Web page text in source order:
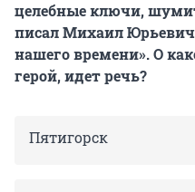
целебные ключи,
писал Михаил Юрьевич
нашего времени». О
герой, идет речь?
Пятигорск